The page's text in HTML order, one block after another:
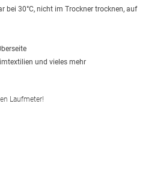
bei 30°C, nicht im Trockner trocknen, auf
und vieles mehr
Laufmeter!